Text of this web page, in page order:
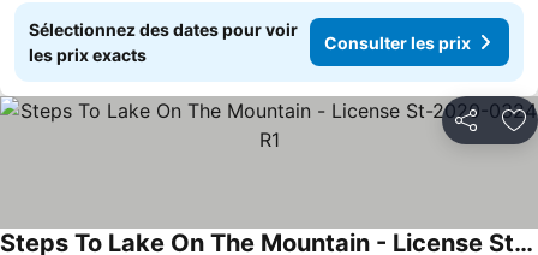
Sélectionnez des dates pour voir
les prix exacts
Consulter les prix
Partager
Steps To Lake On The Mountain - License St-2020-0324 R1